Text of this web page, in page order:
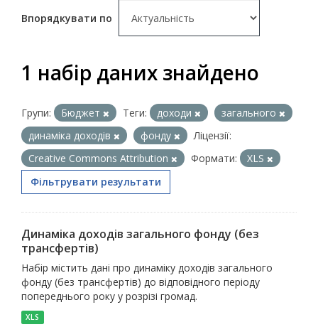
Впорядкувати по
1 набір даних знайдено
Групи: Бюджет Теги: доходи
загального
динаміка доходів
фонду
Ліцензії:
Creative Commons Attribution
Формати:
XLS
Фільтрувати результати
Динаміка доходів загального фонду (без
трансфертів)
Набір містить дані про динаміку доходів загального
фонду (без трансфертів) до відповідного періоду
попереднього року у розрізі громад.
XLS